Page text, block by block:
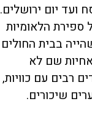
ועד יום ירושלים.
ספירת הלאומיות
בבית החולים
שם לא
רבים עם כוויות,
שיכורים.